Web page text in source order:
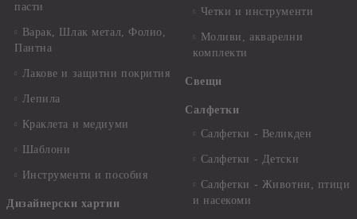
пасти
Варак, Шлак метал, Фолио,
Пантна
Лакове и защитни покрития
Лепила
Краклета и медиуми
Шаблони
Инструменти и пособия
Дизайнерски хартии
Четки и инструменти
Моливи, акварелни
комплекти
Свещи
Салфетки
Салфетки - Великден
Салфетки - Детски
Салфетки - Животни, птици
и насекоми